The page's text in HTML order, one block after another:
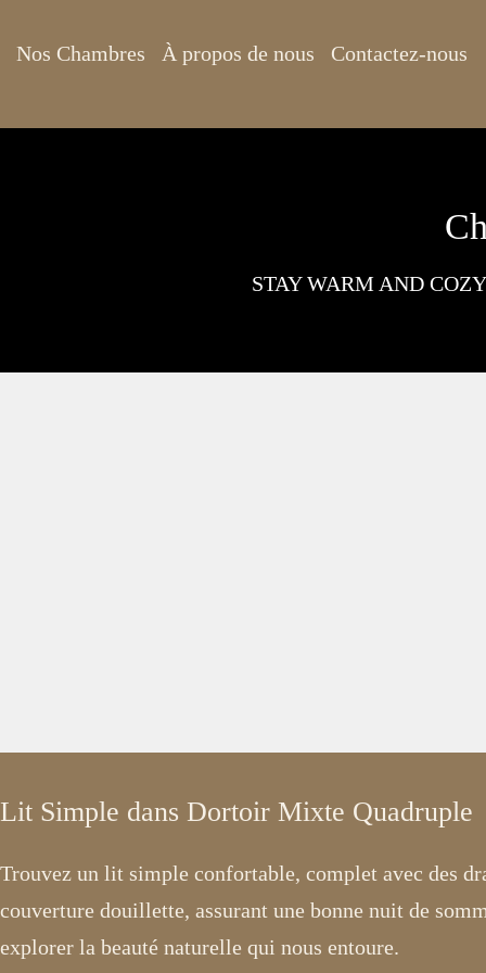
Nos Chambres À propos de nous Contactez-nous
STAY WARM AND
Lit Simple dans Dortoir Mixte Quadruple
Trouvez un lit simple confortable, complet avec des
couverture douillette, assurant une bonne nuit de
explorer la beauté naturelle qui nous entoure.